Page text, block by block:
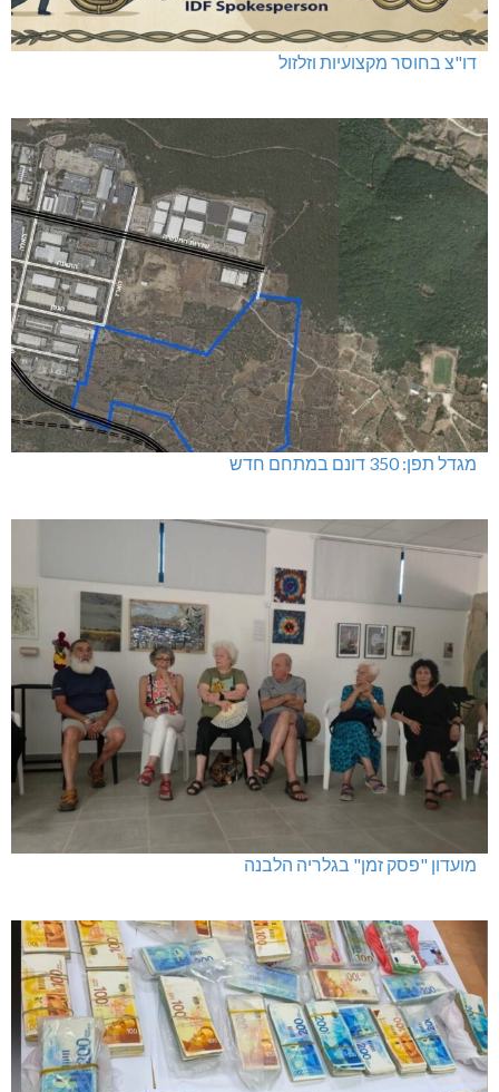
דו"צ בחוסר מקצועיות וזלזול
מגדל תפן: 350 דונם במתחם חדש
מועדון "פסק זמן" בגלריה הלבנה